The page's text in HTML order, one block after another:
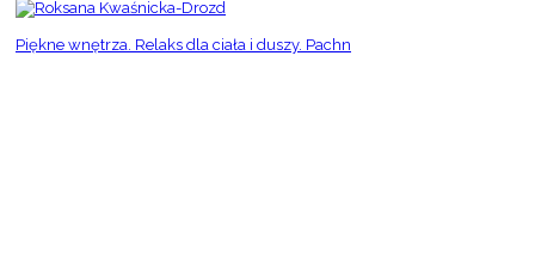
Piękne wnętrza. Relaks dla ciała i duszy. Pachn